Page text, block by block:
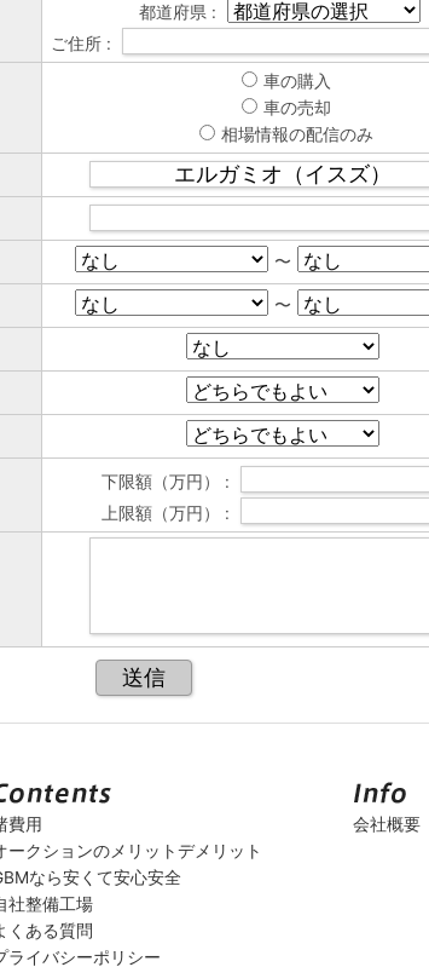
都道府県 :
ご住所 :
車の購入
車の売却
相場情報の配信のみ
〜
〜
下限額（万円） :
上限額（万円） :
費用
ークションのメリットデメリット
なら安くて安心安全
社整備工場
くある質問
ライバシーポリシー
会社概要